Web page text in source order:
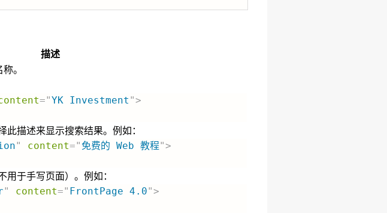
描述
。
="YK Investment ">
描述来显示搜索结果。例如：
" content=" 免费的 Web 教程">
于手写页面）。例如：
" content=" FrontPage 4.0">